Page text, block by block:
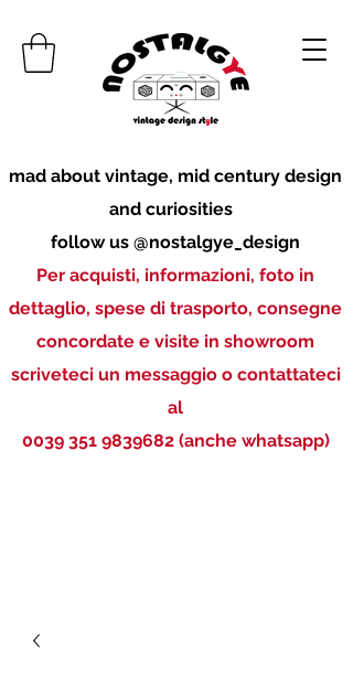
mad about vintage, mid century design
and curiosities
follow us @nostalgye_design
Per acquisti, informazioni, foto in
dettaglio, spese di trasporto, consegne
concordate e visite in showroom
scriveteci un messaggio o contattateci
al
0039 351 9839682(anche whatsapp)